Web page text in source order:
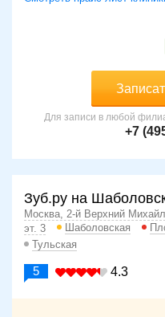
Для записи в любой
+7
Зуб.ру на
Москва, 2-й Верхний
эт. 3
Шаболовская
Тульская
5 4.3